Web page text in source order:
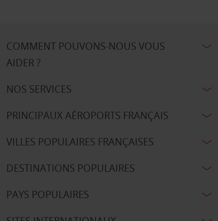
COMMENT POUVONS-NOUS VOUS
AIDER ?
NOS SERVICES
PRINCIPAUX AÉROPORTS FRANÇAIS
VILLES POPULAIRES FRANÇAISES
DESTINATIONS POPULAIRES
PAYS POPULAIRES